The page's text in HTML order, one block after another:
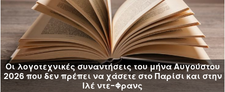
Οι λογοτεχνικές συναντήσεις του μήνα Αυγούστου
2026 που δεν πρέπει να χάσετε στο Παρίσι και στην
Ιλέ ντε-Φρανς